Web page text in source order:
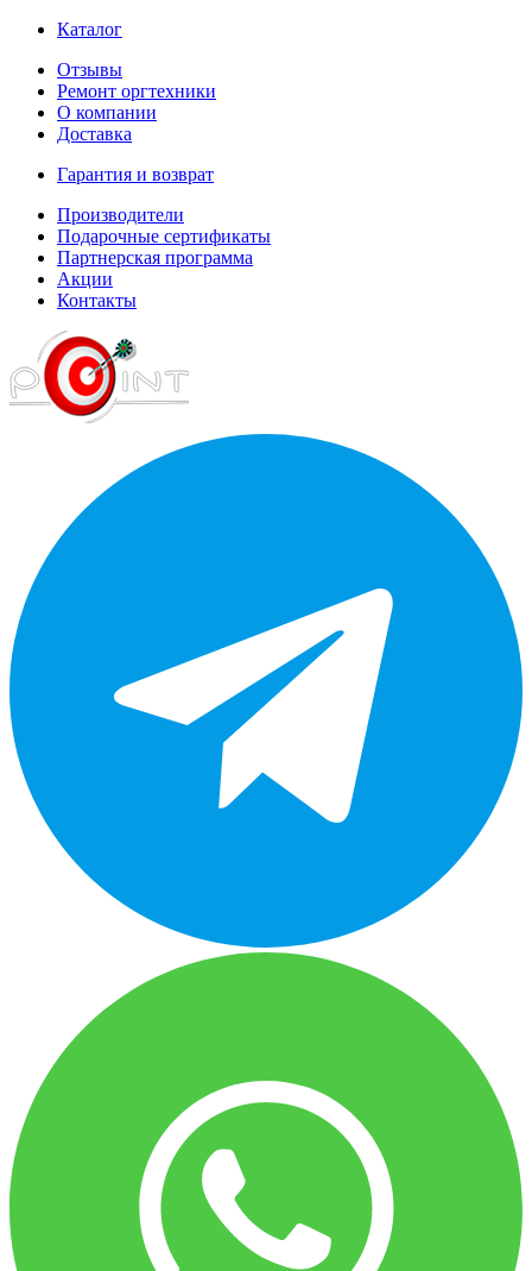
Каталог
Отзывы
Ремонт оргтехники
О компании
Доставка
Гарантия и возврат
Производители
Подарочные сертификаты
Партнерская программа
Акции
Контакты